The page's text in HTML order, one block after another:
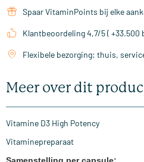
Spaar VitaminPoints bij elke
Klantbeoordeling 4,7/5 ( +33.500
Flexibele bezorging: thuis,
Meer over dit
Vitamine D3 High Potency
Vitaminepreparaat